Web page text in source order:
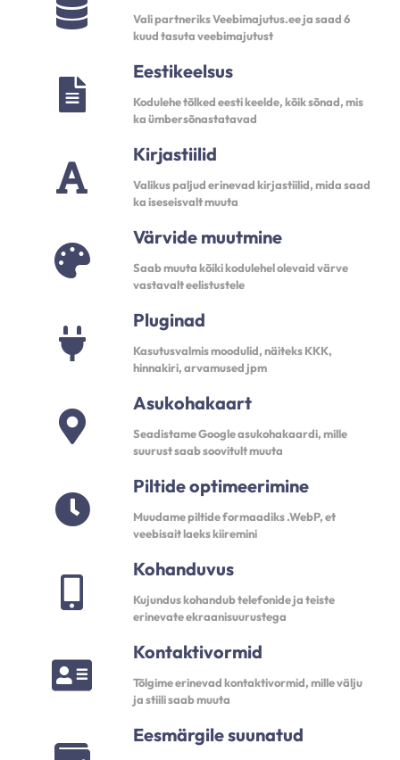
Vali partneriks Veebimajutus.ee ja saad 6
kuud tasuta veebimajutust
Eestikeelsus
Kodulehe tõlked eesti keelde, kõik sõnad, mis
ka ümbersõnastatavad
Kirjastiilid
Valikus paljud erinevad kirjastiilid, mida saad
ka iseseisvalt muuta
Värvide muutmine
Saab muuta kõiki kodulehel olevaid värve
vastavalt eelistustele
Pluginad
Kasutusvalmis moodulid, näiteks KKK,
hinnakiri, arvamused jpm
Asukohakaart
Seadistame Google asukohakaardi, mille
suurust saab soovitult muuta
Piltide optimeerimine
Muudame piltide formaadiks .WebP, et
veebisait laeks kiiremini
Kohanduvus
Kujundus kohandub telefonide ja teiste
erinevate ekraanisuurustega
Kontaktivormid
Tõlgime erinevad kontaktivormid, mille välju
ja stiili saab muuta
Eesmärgile suunatud